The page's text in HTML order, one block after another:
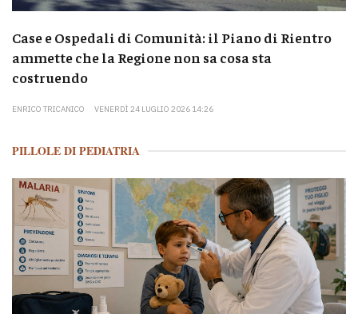
Case e Ospedali di Comunità: il Piano di Rientro
ammette che la Regione non sa cosa sta
costruendo
ENRICO TRICANICO VENERDÌ 24 LUGLIO 2026 14:26
PILLOLE DI PEDIATRIA